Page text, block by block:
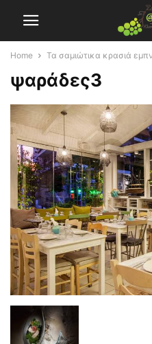
Home Τα σαμιώτικα κρασιά
ψαράδες3